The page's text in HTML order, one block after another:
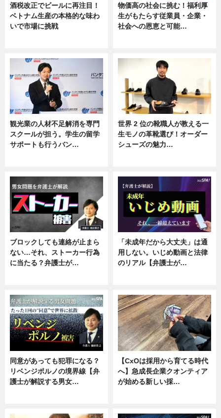
酒税改正でビールに再注目！
ベトナム生産の本格的な味わ
いで市場に挑戦
物価高の社会に挑む！福利厚
生がもたらす従業員・企業・
社会への恩恵と可能…
観光業の人材不足解消を専門
スクールが担う。学生の留学
サポートも行うバン…
世界 2 位の靴職人が教える一
生モノの革靴選び！オーダー
シューズの魅力…
ブロックしても連絡が止まら
ない…それ、ストーカー行為
に当たる？弁護士が…
「未成年だから大丈夫」は通
用しない。いじめ動画と法律
のリアル【弁護士が…
同意があっても犯罪になる？
リベンジポルノの境界線【弁
護士が解説する男女…
【CxOは採用から育てる時代
へ】急成長企業クオンティア
が始める新しい採…